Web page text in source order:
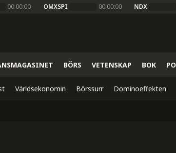
00:00:00 OMXSPI 00:00:00 NDX
BÖRS VETENSKAP BOK
Världsekonomin Börssurr Dominoeffekten